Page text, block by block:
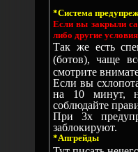
*Система
Если вы закрыли
либо другие
Так же есть
(ботов), чаще
смотрите
Если вы
на 10 минут,
соблюдайте
При 3х
заблокируют.
*Апгрейды